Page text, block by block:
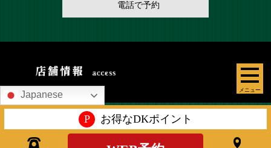
メニュー
電話で予約
Japanese
P お得なDKポイント